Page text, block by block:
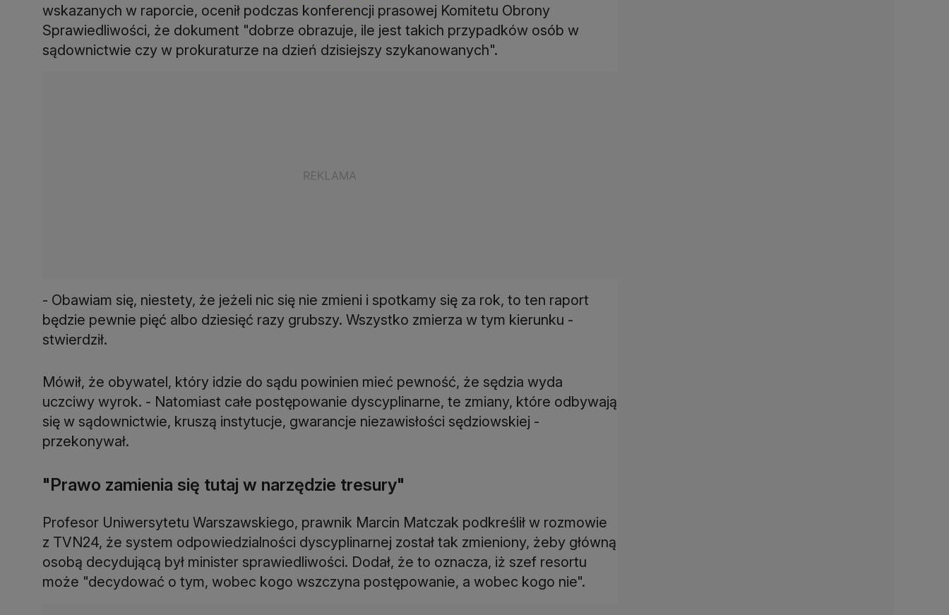
wskazanych w raporcie, ocenił podczas konferencji prasowej Komitetu Obrony
Sprawiedliwości, że dokument "dobrze obrazuje, ile jest takich przypadków osób w
sądownictwie czy w prokuraturze na dzień dzisiejszy szykanowanych".
- Obawiam się, niestety, że jeżeli nic się nie zmieni i spotkamy się za rok, to ten raport
będzie pewnie pięć albo dziesięć razy grubszy. Wszystko zmierza w tym kierunku -
stwierdził.
Mówił, że obywatel, który idzie do sądu powinien mieć pewność, że sędzia wyda
uczciwy wyrok. - Natomiast całe postępowanie dyscyplinarne, te zmiany, które odbywają
się w sądownictwie, kruszą instytucje, gwarancje niezawisłości sędziowskiej -
przekonywał.
"Prawo zamienia się tutaj w narzędzie tresury"
Profesor Uniwersytetu Warszawskiego, prawnik Marcin Matczak podkreślił w rozmowie
z TVN24, że system odpowiedzialności dyscyplinarnej został tak zmieniony, żeby główną
osobą decydującą był minister sprawiedliwości. Dodał, że to oznacza, iż szef resortu
może "decydować o tym, wobec kogo wszczyna postępowanie, a wobec kogo nie".